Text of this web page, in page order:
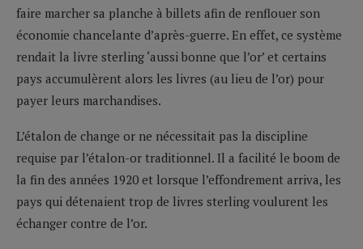
faire marcher sa planche à billets afin de renflouer son
économie chancelante d’après-guerre. En effet, ce système
rendait la livre sterling ‘aussi bonne que l’or’ et certains
pays accumulèrent alors les livres (au lieu de l’or) pour
payer leurs marchandises.
L’étalon de change or ne nécessitait pas la discipline
requise par l’étalon-or traditionnel. Il a facilité le boom de
la fin des années 1920 et lorsque l’effondrement arriva, les
pays qui détenaient trop de livres sterling voulurent les
échanger contre de l’or.